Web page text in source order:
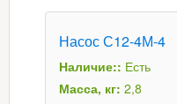
Насос С12-4М-4
Наличие:: Есть
Масса, кг: 2,8